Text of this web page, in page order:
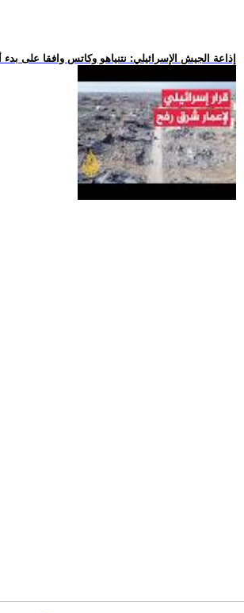
.. إذاعة الجيش الإسرائيلي: نتنياهو وكاتس وافقا على